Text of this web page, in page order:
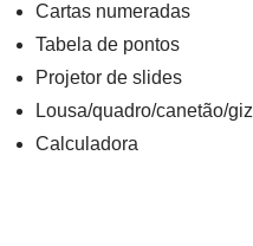
Cartas numeradas
Tabela de pontos
Projetor de slides
Lousa/quadro/canetão/giz
Calculadora